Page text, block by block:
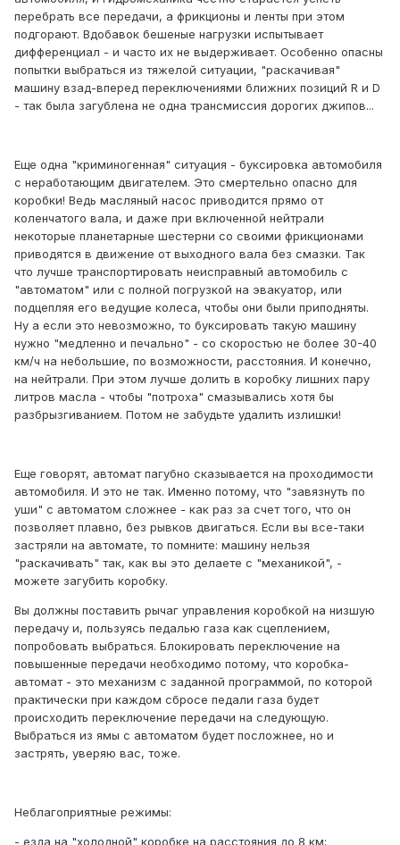
перебрать все передачи, а фрикционы и ленты при этом
подгорают. Вдобавок бешеные нагрузки испытывает
дифференциал - и часто их не выдерживает. Особенно опасны
попытки выбраться из тяжелой ситуации, "раскачивая"
машину взад-вперед переключениями ближних позиций R и D
- так была загублена не одна трансмиссия дорогих джипов...
Еще одна "криминогенная" ситуация - буксировка автомобиля
с неработающим двигателем. Это смертельно опасно для
коробки! Ведь масляный насос приводится прямо от
коленчатого вала, и даже при включенной нейтрали
некоторые планетарные шестерни со своими фрикционами
приводятся в движение от выходного вала без смазки. Так
что лучше транспортировать неисправный автомобиль с
"автоматом" или с полной погрузкой на эвакуатор, или
подцепляя его ведущие колеса, чтобы они были приподняты.
Ну а если это невозможно, то буксировать такую машину
нужно "медленно и печально" - со скоростью не более 30-40
км/ч на небольшие, по возможности, расстояния. И конечно,
на нейтрали. При этом лучше долить в коробку лишних пару
литров масла - чтобы "потроха" смазывались хотя бы
разбрызгиванием. Потом не забудьте удалить излишки!
Еще говорят, автомат пагубно сказывается на проходимости
автомобиля. И это не так. Именно потому, что "завязнуть по
уши" с автоматом сложнее - как раз за счет того, что он
позволяет плавно, без рывков двигаться. Если вы все-таки
застряли на автомате, то помните: машину нельзя
"раскачивать" так, как вы это делаете с "механикой", -
можете загубить коробку.
Вы должны поставить рычаг управления коробкой на низшую
передачу и, пользуясь педалью газа как сцеплением,
попробовать выбраться. Блокировать переключение на
повышенные передачи необходимо потому, что коробка-
автомат - это механизм с заданной программой, по которой
практически при каждом сбросе педали газа будет
происходить переключение передачи на следующую.
Выбраться из ямы с автоматом будет посложнее, но и
застрять, уверяю вас, тоже.
Неблагоприятные режимы:
- езда на "холодной" коробке на расстояния до 8 км;